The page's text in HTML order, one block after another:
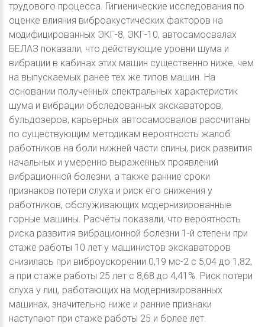
трудового процесса. Гигиенические исследования по
оценке влияния виброакустических факторов на
модифицированных ЭКГ-8, ЭКГ-10, автосамосвалах
БЕЛАЗ показали, что действующие уровни шума и
вибрации в кабинах этих машин существенно ниже, чем
на выпускаемых ранее тех же типов машин. На
основании полученных спектральных характеристик
шума и вибрации обследованных экскаваторов,
бульдозеров, карьерных автосамосвалов рассчитаны
по существующим методикам вероятность жалоб
работников на боли нижней части спины, риск развития
начальных и умеренно выраженных проявлений
вибрационной болезни, а также ранние сроки
признаков потери слуха и риск его снижения у
работников, обслуживающих модернизированные
горные машины. Расчёты показали, что вероятность
риска развития вибрационной болезни 1-й степени при
стаже работы 10 лет у машинистов экскаваторов
снизилась при виброускорении 0,19 мс-2 с 5,04 до 1,82,
а при стаже работы 25 лет с 8,68 до 4,41%. Риск потери
слуха у лиц, работающих на модернизированных
машинах, значительно ниже и ранние признаки
наступают при стаже работы 25 и более лет.